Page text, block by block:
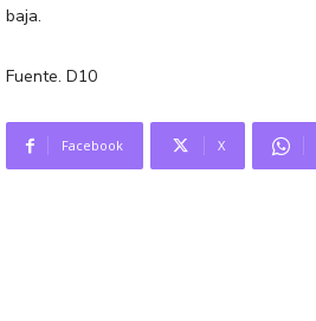
baja.
Fuente. D10
Facebook X